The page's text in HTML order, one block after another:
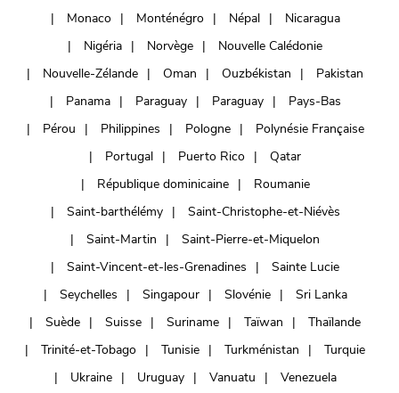
Monaco
Monténégro Népal
Nicaragua
Nigéria
Norvège
Nouvelle Calédonie
Nouvelle-Zélande
Oman Ouzbékistan
Pakistan
Panama
Paraguay Paraguay
Pays-Bas
Pérou
Philippines Pologne
Polynésie Française
Portugal
Puerto Rico
Qatar
République dominicaine
Roumanie
Saint-barthélémy
Saint-Christophe-et-Niévès
Saint-Martin
Saint-Pierre-et-Miquelon
Saint-Vincent-et-les-Grenadines
Sainte Lucie
Seychelles
Singapour Slovénie
Sri Lanka
Suède
Suisse Suriname Taïwan
Thaïlande
Trinité-et-Tobago
Tunisie Turkménistan
Turquie
Ukraine
Uruguay Vanuatu Venezuela